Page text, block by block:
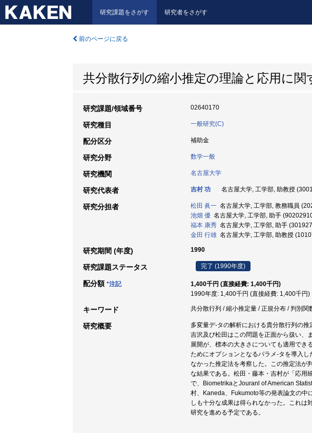
研究課題をさがす 研究者をさがす
前のページに戻る
共分散行列の縮小推定の理論と応用に関
研究課題/領域番号 02640170
研究種目 一般研究(C)
配分区分 補助金
研究分野 数学一般
研究機関 名古屋大学
研究代表者 吉村 功 名古屋大学, 工学部, 助教授
研究分担者 松田 眞一 名古屋大学, 工学部, 教務職員
池畑 優 名古屋大学, 工学部, 助手
福本 康秀 名古屋大学, 工学部, 助手
金田 行雄 名古屋大学, 工学部, 助教授
研究期間 (年度) 1990
研究課題ステータス 完了 (1990年度)
配分額 *注記
1,400千円 (直接経費: 1,400千円)
1990年度: 1,400千円 (直接経費: 1,400千円)
キーワード 共分散行列 / 縮小推定量 / 正規分布 / 判別関
研究概要
多変量デ-タの解析における貴分散行列の
吉沢及び松田はこの問題を正面から扱い、
展開が、標本の大きさについても適用でき
ためにオプションとなるパラメ-タを導入
なかった推定法を考察した。この推定法が
な結果である。松田・藤本・吉村が「応用
で、BiometrikaとJouranl of American
村、Kaneda、Fukumoto等の発表論文の中
しも十分な成果は得られなかった。これは
研究を進める予定である。